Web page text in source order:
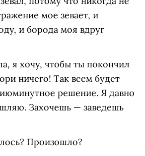
мое зевает, и
и борода моя вдруг
я хочу, чтобы ты покончил
ничего! Так всем будет
решение. Я давно
Захочешь — заведешь
Произошло?